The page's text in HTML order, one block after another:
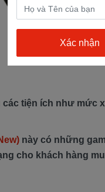
các tiện ích như
này có những
cho khách hàng